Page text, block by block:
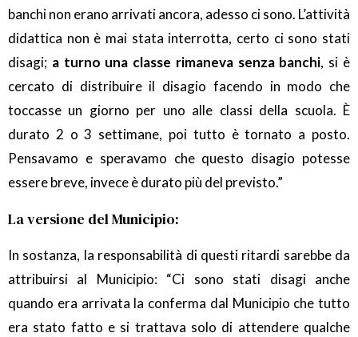
banchi non erano arrivati ancora, adesso ci sono. L’attività
didattica non è mai stata interrotta, certo ci sono stati
disagi; a turno una classe rimaneva senza banchi, si è
cercato di distribuire il disagio facendo in modo che
toccasse un giorno per uno alle classi della scuola. È
durato 2 o 3 settimane, poi tutto è tornato a posto.
Pensavamo e speravamo che questo disagio potesse
essere breve, invece è durato più del previsto.”
La versione del Municipio:
In sostanza, la responsabilità di questi ritardi sarebbe da
attribuirsi al Municipio: “Ci sono stati disagi anche
quando era arrivata la conferma dal Municipio che tutto
era stato fatto e si trattava solo di attendere qualche